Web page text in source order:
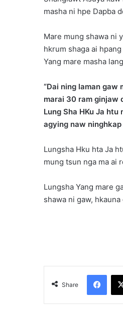
masha ni hpe Dapba
Mare mung shawa ni
hkrum shaga ai
Yang mare masha
“Dai ning laman gaw
marai 30 ram ginjaw
Lung Sha HKu Ja
agying naw
Lungsha Hku hta Ja
mung tsun nga ma ai
Lungsha Yang mare
shawa ni gaw,
Share